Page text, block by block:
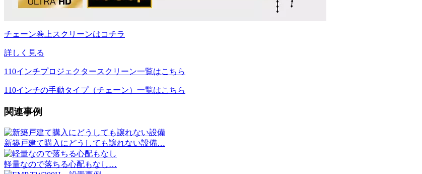
チェーン巻上スクリーンはコチラ
詳しく見る
110インチプロジェクタースクリーン一覧はこちら
110インチの手動タイプ（チェーン）一覧はこちら
関連事例
新築戸建て購入にどうしても譲れない設備…
軽量なので落ちる心配もなし…